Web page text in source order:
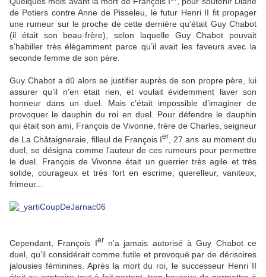
de Potiers contre Anne de Pisseleu, le futur Henri II fit propager
une rumeur sur le proche de cette dernière qu’était Guy Chabot
(il était son beau-frère), selon laquelle Guy Chabot pouvait
s’habiller très élégamment parce qu’il avait les faveurs avec la
seconde femme de son père.
Guy Chabot a dû alors se justifier auprès de son propre père, lui
assurer qu’il n’en était rien, et voulait évidemment laver son
honneur dans un duel. Mais c’était impossible d’imaginer de
provoquer le dauphin du roi en duel. Pour défendre le dauphin
qui était son ami, François de Vivonne, frère de Charles, seigneur
de La Châtaigneraie, filleul de François Ier
, 27 ans au moment du
duel, se désigna comme l’auteur de ces rumeurs pour permettre
le duel. François de Vivonne était un guerrier très agile et très
solide, courageux et très fort en escrime, querelleur, vaniteux,
frimeur...
Cependant, François Ier
n’a jamais autorisé à Guy Chabot ce
duel, qu’il considérait comme futile et provoqué par de dérisoires
jalousies féminines. Après la mort du roi, le successeur Henri II